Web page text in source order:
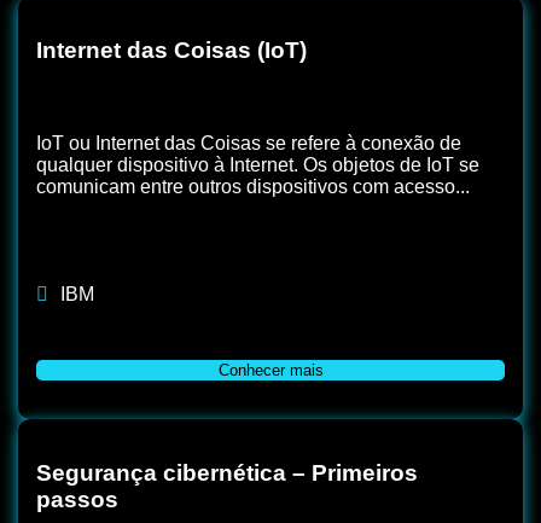
Internet das Coisas (IoT)
IoT ou Internet das Coisas se refere à conexão de
qualquer dispositivo à Internet. Os objetos de IoT se
comunicam entre outros dispositivos com acesso...
IBM
Conhecer mais
Segurança cibernética – Primeiros
passos